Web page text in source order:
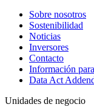
Sobre nosotros
Sostenibilidad
Noticias
Inversores
Contacto
Información
Data Act
Unidades de negocio